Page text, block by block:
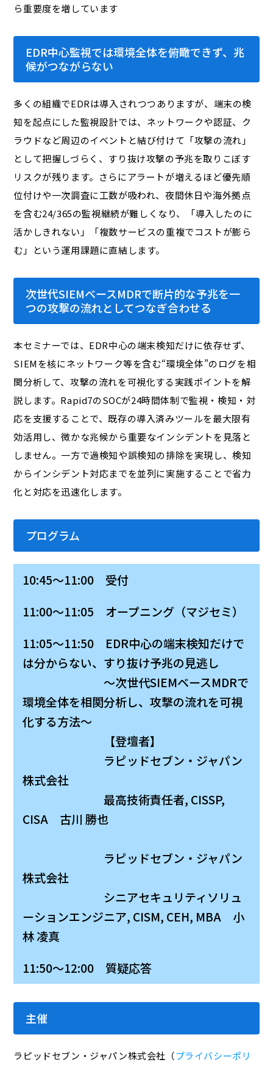
ら重要度を増しています
EDR中心監視では環境全体を俯瞰できず、兆
候がつながらない
多くの組織でEDRは導入されつつありますが、端末の検
知を起点にした監視設計では、ネットワークや認証、ク
ラウドなど周辺のイベントと結び付けて「攻撃の流れ」
として把握しづらく、すり抜け攻撃の予兆を取りこぼす
リスクが残ります。さらにアラートが増えるほど優先順
位付けや一次調査に工数が吸われ、夜間休日や海外拠点
を含む24/365の監視継続が難しくなり、「導入したのに
活かしきれない」「複数サービスの重複でコストが膨ら
む」という運用課題に直結します。
次世代SIEMベースMDRで断片的な予兆を一
つの攻撃の流れとしてつなぎ合わせる
本セミナーでは、EDR中心の端末検知だけに依存せず、
SIEMを核にネットワーク等を含む“環境全体”のログを相
関分析して、攻撃の流れを可視化する実践ポイントを解
説します。Rapid7のSOCが24時間体制で監視・検知・対
応を支援することで、既存の導入済みツールを最大限有
効活用し、微かな兆候から重要なインシデントを見落と
しません。一方で過検知や誤検知の排除を実現し、検知
からインシデント対応までを並列に実施することで省力
化と対応を迅速化します。
プログラム
10:45～11:00 受付
11:00～11:05 オープニング（マジセミ）
11:05～11:50 EDR中心の端末検知だけで
は分からない、すり抜け予兆の見逃し
～次世代SIEMベースMDRで
環境全体を相関分析し、攻撃の流れを可視
化する方法～
【登壇者】
ラピッドセブン・ジャパン
株式会社
最高技術責任者, CISSP,
CISA 古川 勝也
ラピッドセブン・ジャパン
株式会社
シニアセキュリティソリュ
ーションエンジニア, CISM, CEH, MBA 小
林 凌真
11:50～12:00 質疑応答
主催
ラピッドセブン・ジャパン株式会社（プライバシーポリ